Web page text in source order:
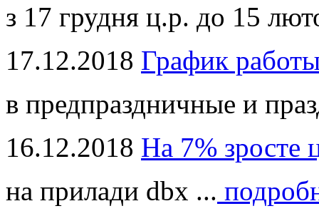
з 17 грудня ц.р. до 15
17.12.2018 График
в предпраздничные и
16.12.2018 На 7% зросте
на прилади dbx ...